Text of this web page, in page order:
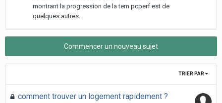
montrant la progression de la tem pcperf est de
quelques autres.
Commencer un nouveau sujet
TRIER PAR
comment trouver un logement rapidement ?